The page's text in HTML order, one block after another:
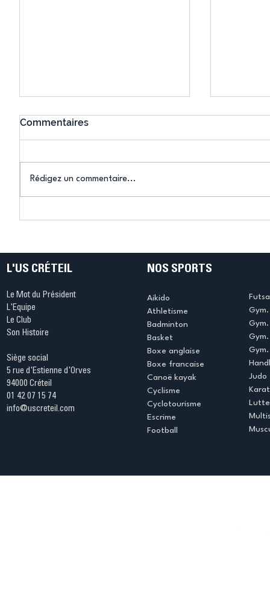
Ping ? Quand le tennis de
termine
Commentaires
Rédigez un commentaire...
L'US CRÉTEIL
Le Mot du Président
L'Equipe
Le Club
Son Histoire
Siège social
5 rue d'Estienne d'Orves
94000 Créteil
01 42 07 15 74
info@uscreteil.com
NOS SPORTS
Aikido
Athletisme
Badminton
Basket
Boxe anglaise
Boxe francaise
Canoë kayak
Cyclisme
Cyclotourisme
Escrime
Football
Judo
Lutte